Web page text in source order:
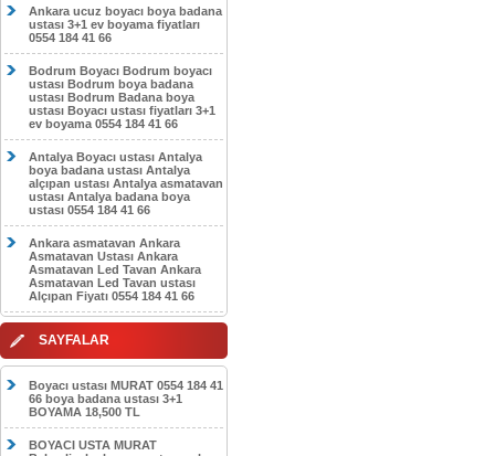
Ankara ucuz boyacı boya badana
ustası 3+1 ev boyama fiyatları
0554 184 41 66
Bodrum Boyacı Bodrum boyacı
ustası Bodrum boya badana
ustası Bodrum Badana boya
ustası Boyacı ustası fiyatları 3+1
ev boyama 0554 184 41 66
Antalya Boyacı ustası Antalya
boya badana ustası Antalya
alçıpan ustası Antalya asmatavan
ustası Antalya badana boya
ustası 0554 184 41 66
Ankara asmatavan Ankara
Asmatavan Ustası Ankara
Asmatavan Led Tavan Ankara
Asmatavan Led Tavan ustası
Alçıpan Fiyatı 0554 184 41 66
SAYFALAR
Boyacı ustası MURAT 0554 184 41
66 boya badana ustası 3+1
BOYAMA 18,500 TL
BOYACI USTA MURAT